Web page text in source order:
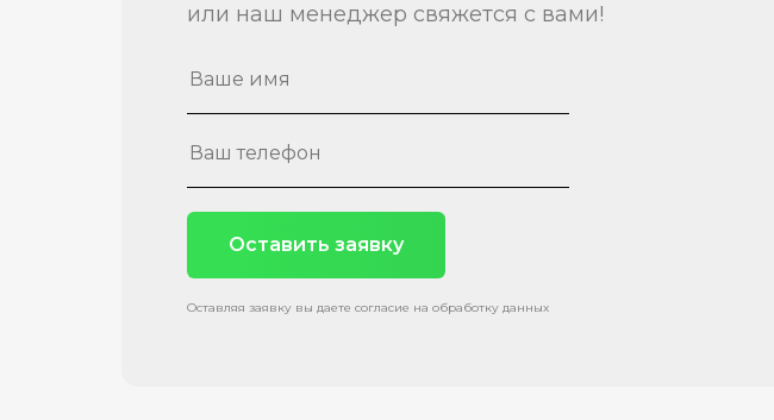
или наш менеджер свяжется с вами!
Оставить заявку
Оставляя заявку вы даете согласие на обработку данных